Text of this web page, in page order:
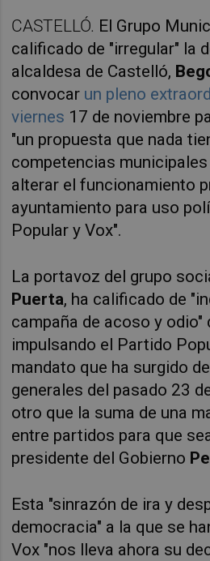
CASTELLÓ. El Grupo
calificado de "irregular" la
alcaldesa de Castelló,
convocar un pleno
viernes 17 de noviembre
"un propuesta que nada
competencias
alterar el funcionamiento
ayuntamiento para uso
Popular y Vox".
La portavoz del grupo
Puerta, ha calificado de
campaña de acoso y odio"
impulsando el Partido
mandato que ha surgido
generales del pasado 23
otro que la suma de una
entre partidos para que
presidente del Gobierno
Esta "sinrazón de ira y
democracia" a la que se
Vox "nos lleva ahora su